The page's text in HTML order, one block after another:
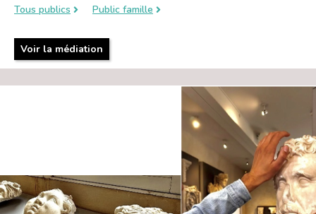
Tous publics
Public famille
Voir la médiation